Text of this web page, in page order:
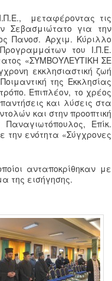
μεταφέροντας τις
Σεβασμιώτατο για την
Πανοσ. Αρχιμ. Κύριλλο
του Ι.Π.Ε.
«ΣΥΜΒΟΥΛΕΥΤΙΚΗ ΣΕ
εκκλησιαστική ζωή
της Εκκλησίας
Επιπλέον, το χρέος
και λύσεις στα
και στην προοπτική
Επίκ.
την ενότητα «Σύγχρονες
ανταποκρίθηκαν με
της εισήγησης.